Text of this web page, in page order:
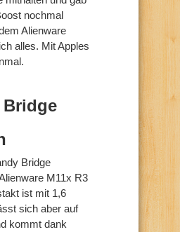
nochmal
Alienware
alles. Mit Apples
Bridge
Bridge
M11x R3
ist mit 1,6
sich aber auf
kommt dank